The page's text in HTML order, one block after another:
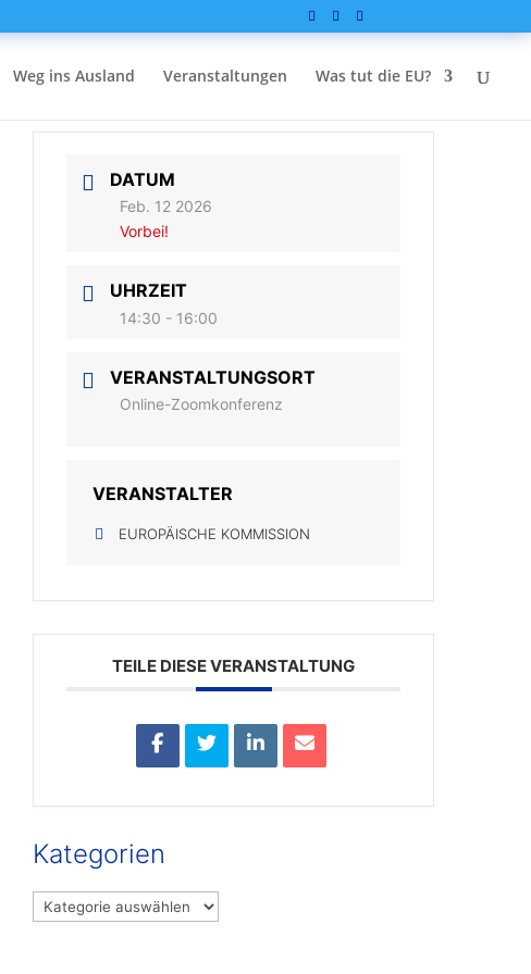
Weg ins Ausland Veranstaltungen Was tut die EU?
DATUM
Feb. 12 2026
Vorbei!
UHRZEIT
14:30 - 16:00
VERANSTALTUNGSORT
Online-Zoomkonferenz
VERANSTALTER
EUROPÄISCHE KOMMISSION
TEILE DIESE VERANSTALTUNG
Kategorien
Kategorien